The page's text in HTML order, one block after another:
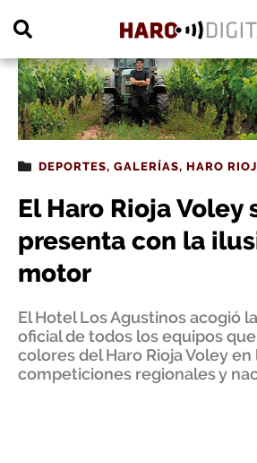
DEPORTES, GALERÍAS, HARO
El Haro Rioja Voley
presenta con la
motor
El Hotel Los Agustinos acogió
oficial de todos los equipos
colores del Haro Rioja Voley
competiciones regionales y